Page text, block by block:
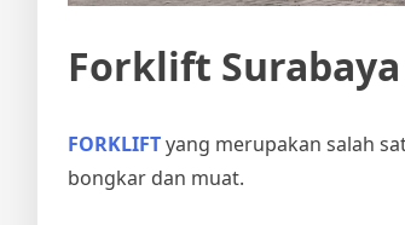
Forklift Surabaya
FORKLIFTyang merupakan salah
bongkar dan muat.